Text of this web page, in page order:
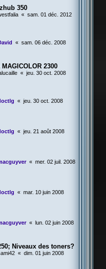
350
« sam. 01 déc. 2012
« sam. 06 déc. 2008
MAGICOLOR 2300
« jeu. 30 oct. 2008
« jeu. 30 oct. 2008
« jeu. 21 août 2008
« mer. 02 juil. 2008
« mar. 10 juin 2008
«
lun. 02 juin 2008
Niveaux des toners?
« dim. 01 juin 2008